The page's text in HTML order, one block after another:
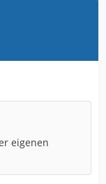
eigenen